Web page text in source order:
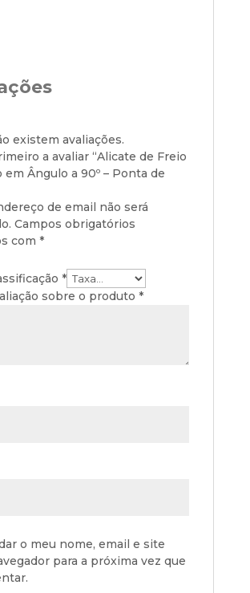
existem avaliações.
a avaliar “Alicate de Freio
em Ângulo a 90º – Ponta de
de email não será
Campos obrigatórios
com *
*
sobre o produto *
o meu nome, email e site
para a próxima vez que